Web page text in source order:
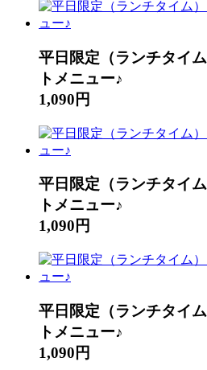
平日限定（ランチタイ
トメニュー♪
1,090円
平日限定（ランチタイ
トメニュー♪
1,090円
平日限定（ランチタイ
トメニュー♪
1,090円